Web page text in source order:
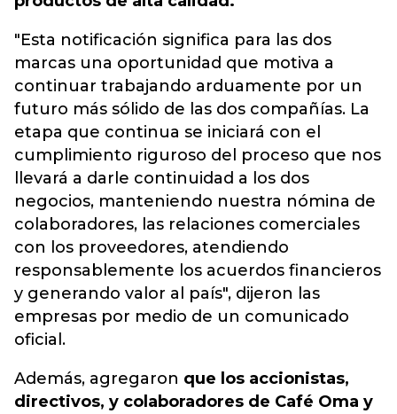
"Esta notificación significa para las dos
marcas una oportunidad que motiva a
continuar trabajando arduamente por un
futuro más sólido de las dos compañías. La
etapa que continua se iniciará con el
cumplimiento riguroso del proceso que nos
llevará a darle continuidad a los dos
negocios, manteniendo nuestra nómina de
colaboradores, las relaciones comerciales
con los proveedores, atendiendo
responsablemente los acuerdos financieros
y generando valor al país", dijeron las
empresas por medio de un comunicado
oficial.
Además, agregaron que los accionistas,
directivos, y colaboradores de Café Oma y